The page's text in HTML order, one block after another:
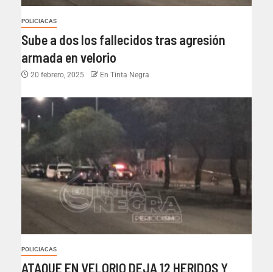
POLICIACAS
Sube a dos los fallecidos tras agresión
armada en velorio
20 febrero, 2025 En Tinta Negra
POLICIACAS
ATAQUE EN VELORIO DEJA 12 HERIDOS Y